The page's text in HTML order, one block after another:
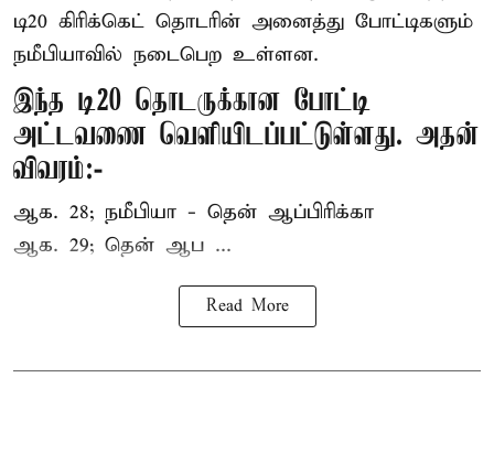
டி20 கிரிக்கெட் தொடரின் அனைத்து போட்டிகளும்
நமீபியாவில் நடைபெற உள்ளன.
இந்த டி20 தொடருக்கான போட்டி
அட்டவணை வெளியிடப்பட்டுள்ளது. அதன்
விவரம்:-
ஆக. 28; நமீபியா - தென் ஆப்பிரிக்கா
ஆக. 29; தென் ஆப ...
Read More